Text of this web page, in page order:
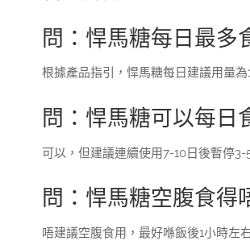
問：悍馬糖每日最多
根據產品指引，悍馬糖每日建議用量
問：悍馬糖可以每日
可以，但建議連續使用7-10日後暫停
問：悍馬糖空腹食得
唔建議空腹食用，最好喺飯後1小時左